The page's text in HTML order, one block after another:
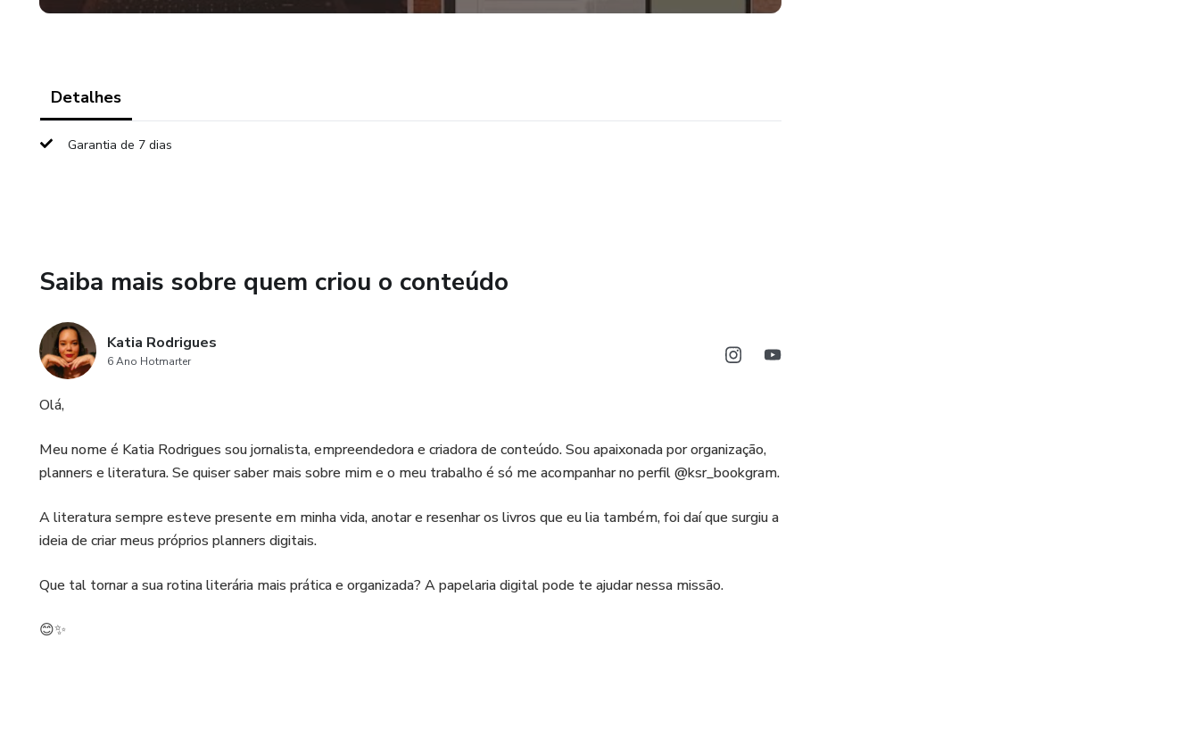
Detalhes
Garantia de 7 dias
Saiba mais sobre quem criou o conteúdo
Katia Rodrigues
6 Ano Hotmarter
Olá,
Meu nome é Katia Rodrigues sou jornalista, empreendedora e criadora de conteúdo. Sou apaixonada por organização,
planners e literatura. Se quiser saber mais sobre mim e o meu trabalho é só me acompanhar no perfil @ksr_bookgram.
A literatura sempre esteve presente em minha vida, anotar e resenhar os livros que eu lia também, foi daí que surgiu a
ideia de criar meus próprios planners digitais.
Que tal tornar a sua rotina literária mais prática e organizada? A papelaria digital pode te ajudar nessa missão.
😊✨